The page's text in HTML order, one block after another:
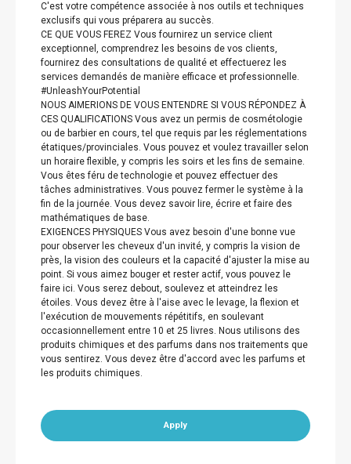
C'est votre compétence associée à nos outils et techniques
exclusifs qui vous préparera au succès.
CE QUE VOUS FEREZ Vous fournirez un service client
exceptionnel, comprendrez les besoins de vos clients,
fournirez des consultations de qualité et effectuerez les
services demandés de manière efficace et professionnelle.
#UnleashYourPotential
NOUS AIMERIONS DE VOUS ENTENDRE SI VOUS RÉPONDEZ À
CES QUALIFICATIONS Vous avez un permis de cosmétologie
ou de barbier en cours, tel que requis par les réglementations
étatiques/provinciales. Vous pouvez et voulez travailler selon
un horaire flexible, y compris les soirs et les fins de semaine.
Vous êtes féru de technologie et pouvez effectuer des
tâches administratives. Vous pouvez fermer le système à la
fin de la journée. Vous devez savoir lire, écrire et faire des
mathématiques de base.
EXIGENCES PHYSIQUES Vous avez besoin d'une bonne vue
pour observer les cheveux d'un invité, y compris la vision de
près, la vision des couleurs et la capacité d'ajuster la mise au
point. Si vous aimez bouger et rester actif, vous pouvez le
faire ici. Vous serez debout, soulevez et atteindrez les
étoiles. Vous devez être à l'aise avec le levage, la flexion et
l'exécution de mouvements répétitifs, en soulevant
occasionnellement entre 10 et 25 livres. Nous utilisons des
produits chimiques et des parfums dans nos traitements que
vous sentirez. Vous devez être d'accord avec les parfums et
les produits chimiques.
Apply